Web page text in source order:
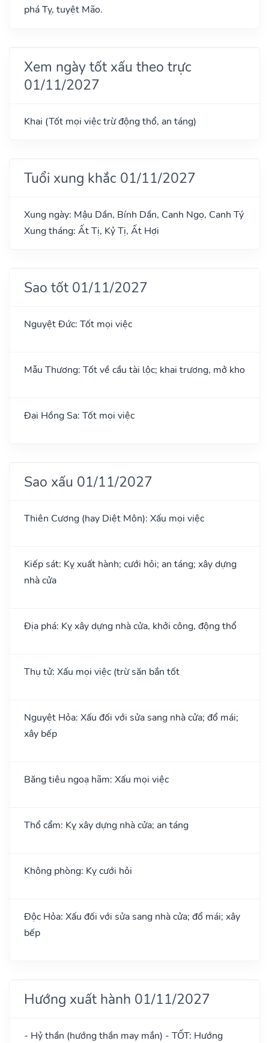
phá Tỵ, tuyệt Mão.
Xem ngày tốt xấu theo trực
01/11/2027
Khai (Tốt mọi việc trừ động thổ, an táng)
Tuổi xung khắc 01/11/2027
Xung ngày: Mậu Dần, Bính Dần, Canh Ngọ, Canh Tý
Xung tháng: Ất Tị, Kỷ Tị, Ất Hợi
Sao tốt 01/11/2027
Nguyệt Đức: Tốt mọi việc
Mẫu Thương: Tốt về cầu tài lộc; khai trương, mở kho
Đại Hồng Sa: Tốt mọi việc
Sao xấu 01/11/2027
Thiên Cương (hay Diệt Môn): Xấu mọi việc
Kiếp sát: Kỵ xuất hành; cưới hỏi; an táng; xây dựng
nhà cửa
Địa phá: Kỵ xây dựng nhà cửa, khởi công, động thổ
Thụ tử: Xấu mọi việc (trừ săn bắn tốt
Nguyệt Hỏa: Xấu đối với sửa sang nhà cửa; đổ mái;
xây bếp
Băng tiêu ngoạ hãm: Xấu mọi việc
Thổ cẩm: Kỵ xây dựng nhà cửa; an táng
Không phòng: Kỵ cưới hỏi
Độc Hỏa: Xấu đối với sửa sang nhà cửa; đổ mái; xây
bếp
Hướng xuất hành 01/11/2027
- Hỷ thần (hướng thần may mắn) - TỐT: Hướng